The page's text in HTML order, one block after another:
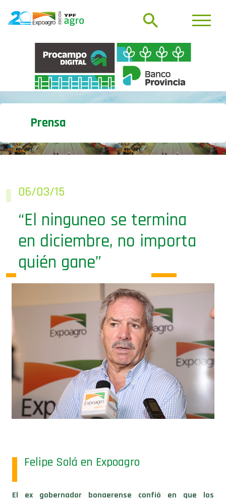
Prensa
06/03/15
“El ninguneo se termina
en diciembre, no importa
quién gane”
Felipe Solá en Expoagro
El ex gobernador bonaerense confió en que los